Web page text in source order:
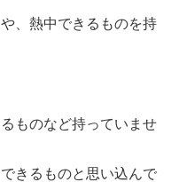
、熱中できるものを持
ものなど持っていませ
きるものと思い込んで